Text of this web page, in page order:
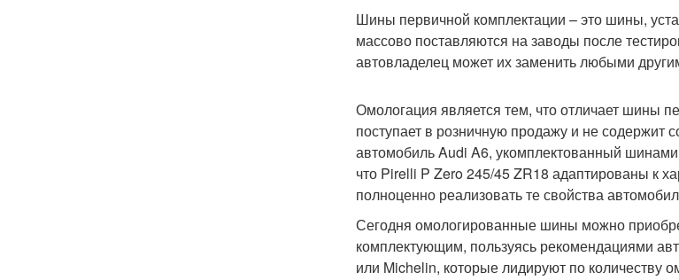
Шины первичной комплектации – это шины,
массово поставляются на заводы после
автовладелец может их заменить любыми
Омологация является тем, что отличает шины
поступает в розничную продажу и не содержит
автомобиль Audi A6, укомплектованный
что Pirelli P Zero 245/45 ZR18 адаптированы к
полноценно реализовать те свойства
Сегодня омологированные шины можно
комплектующим, пользуясь рекомендациями
или Michelin, которые лидируют по количеству